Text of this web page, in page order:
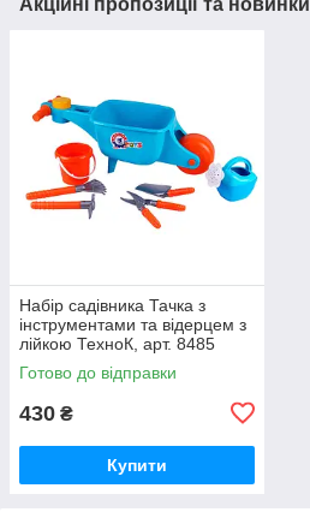
Набір садівника Тачка з
інструментами та відерцем з
лійкою ТехноК, арт. 8485
Готово до відправки
430 ₴
Купити